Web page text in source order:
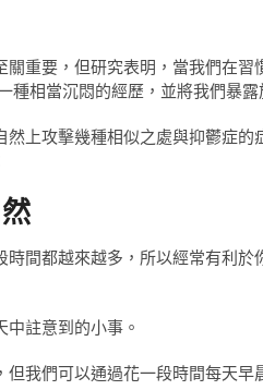
重要，但研究表明，當我們在
種相當沉悶的經歷，並將我們暴
然上攻擊幾種相似之處與抑鬱症
間都越來越多，所以經常有利
註意到的小事。
我們可以通過花一段時間每天早